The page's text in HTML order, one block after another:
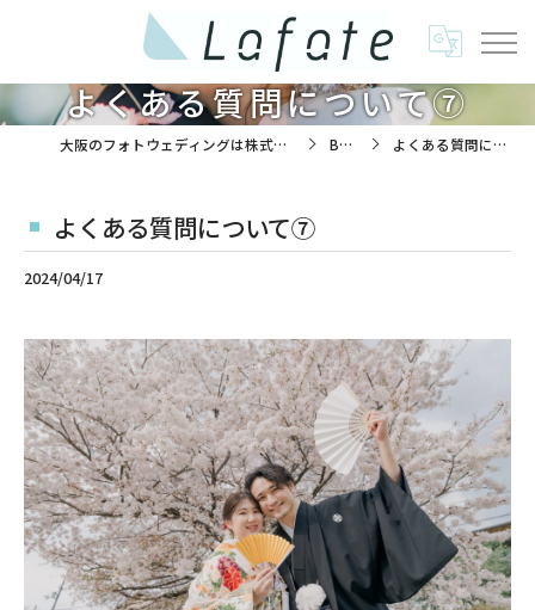
よくある質問について⑦
大阪のフォトウェディングは株式会社ラフエイト BLOG よくある質問について⑦
よくある質問について⑦
2024/04/17